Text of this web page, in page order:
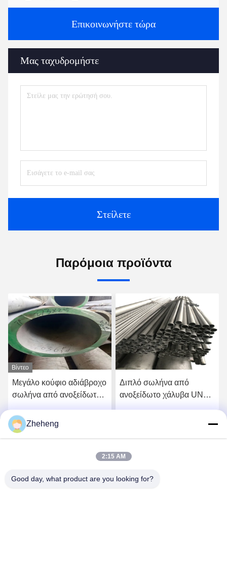
Επικοινωνήστε τώρα
Μας ταχυδρομήστε
Στείλετε
Παρόμοια προϊόντα
Βίντεο
Μεγάλο κούφιο αδιάβροχο
σωλήνα από ανοξείδωτο
Πάρτε την καλύτερη τιμή
Διπλό σωλήνα από
ανοξείδωτο χάλυβα UNS
Zheheng
2:15 AM
Good day, what product are you looking for?